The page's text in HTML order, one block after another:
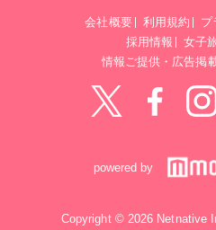
会社概要 利用規約
プ
採用情報
女子
情報ご提供・広告掲
powered by
Copyright © 2026 Netnative